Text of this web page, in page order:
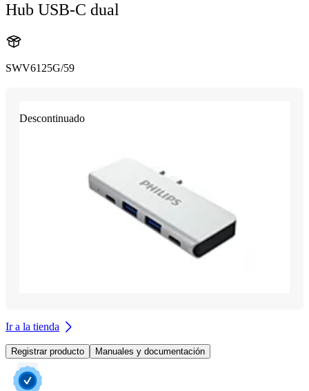
Hub USB-C dual
SWV6125G/59
Descontinuado
Ir a la tienda
Registrar producto Manuales y documentación